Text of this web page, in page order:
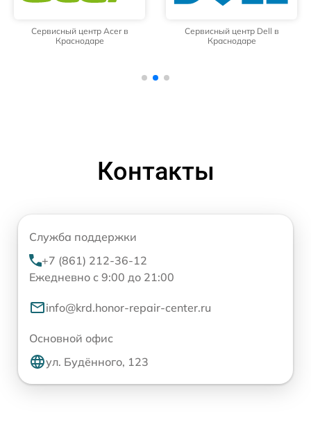
Сервисный центр Acer в
Краснодаре
Сервисный центр Dell в
Краснодаре
Контакты
Служба поддержки
+7 (861) 212-36-12
Ежедневно с 9:00 до 21:00
info@krd.honor-repair-center.ru
Основной офис
ул. Будённого, 123